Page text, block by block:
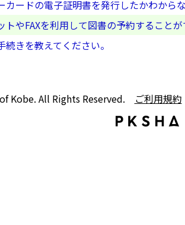
カードの電子証明書を発行したかわから
トやFAXを利用して図書の予約すること
続きを教えてください。
Kobe. All Rights Reserved. ご利用規約